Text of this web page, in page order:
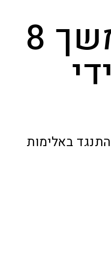
סרבן גט שהסתתר במשך 8
באלימות